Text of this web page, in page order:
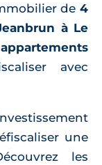
de 4
à Le
avec
une
les